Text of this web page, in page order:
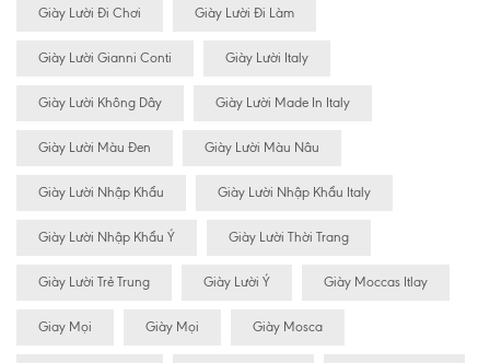
Giày Lười Đi Chơi Giày Lười Đi Làm
Giày Lười Gianni Conti Giày Lười Italy
Giày Lười Không Dây Giày Lười Made In Italy
Giày Lười Màu Đen Giày Lười Màu Nâu
Giày Lười Nhập Khẩu Giày Lười Nhập Khẩu Italy
Giày Lười Nhập Khẩu Ý Giày Lười Thời Trang
Giày Lười Trẻ Trung Giày Lười Ý Giày Moccas Itlay
Giay Mọi Giày Mọi Giày Mosca